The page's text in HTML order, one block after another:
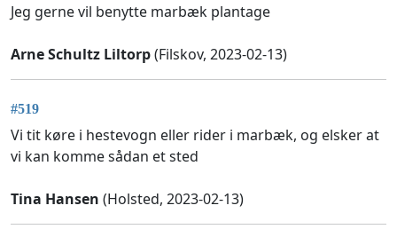
Jeg gerne vil benytte marbæk plantage
Arne Schultz Liltorp(Filskov, 2023-02-13)
#519
Vi tit køre i hestevogn eller rider i marbæk, og elsker at
vi kan komme sådan et sted
Tina Hansen (Holsted, 2023-02-13)